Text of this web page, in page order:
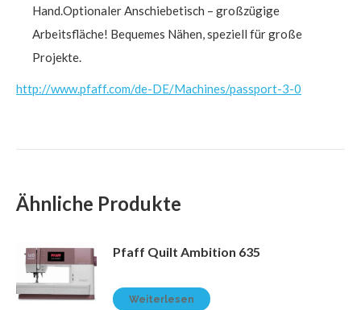
Hand.Optionaler Anschiebetisch – großzügige
Arbeitsfläche! Bequemes Nähen, speziell für große
Projekte.
http://www.pfaff.com/de-DE/Machines/passport-3-0
Ähnliche Produkte
Pfaff Quilt Ambition 635
Weiterlesen